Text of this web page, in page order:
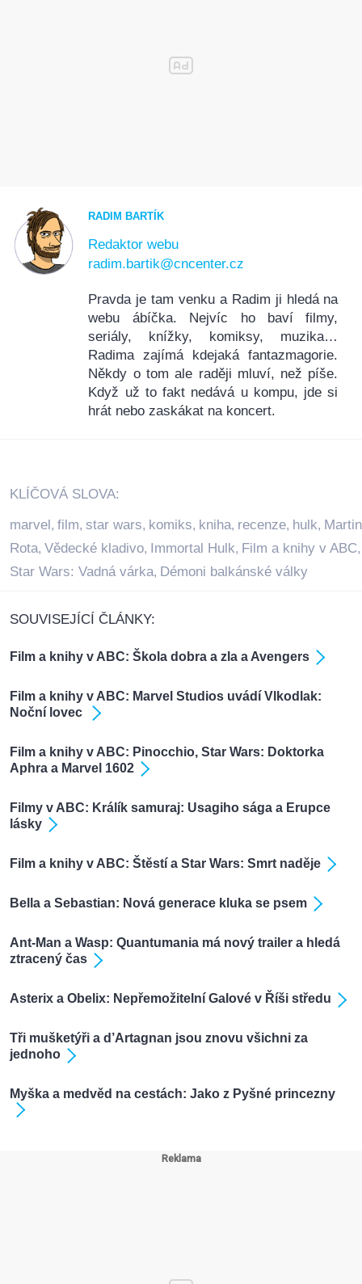
RADIM BARTÍK
Redaktor webu
radim.bartik@cncenter.cz
Pravda je tam venku a Radim ji hledá na
webu ábíčka. Nejvíc ho baví filmy,
seriály, knížky, komiksy, muzika…
Radima zajímá kdejaká fantazmagorie.
Někdy o tom ale raději mluví, než píše.
Když už to fakt nedává u kompu, jde si
hrát nebo zaskákat na koncert.
KLÍČOVÁ SLOVA:
marvel, film, star wars, komiks, kniha, recenze, hulk, Martin
Rota, Vědecké kladivo, Immortal Hulk, Film a knihy v ABC,
Star Wars: Vadná várka, Démoni balkánské války
SOUVISEJÍCÍ ČLÁNKY:
Film a knihy v ABC: Škola dobra a zla a Avengers
Film a knihy v ABC: Marvel Studios uvádí Vlkodlak:
Noční lovec
Film a knihy v ABC: Pinocchio, Star Wars: Doktorka
Aphra a Marvel 1602
Filmy v ABC: Králík samuraj: Usagiho sága a Erupce
lásky
Film a knihy v ABC: Štěstí a Star Wars: Smrt naděje
Bella a Sebastian: Nová generace kluka se psem
Ant-Man a Wasp: Quantumania má nový trailer a hledá
ztracený čas
Asterix a Obelix: Nepřemožitelní Galové v Říši středu
Tři mušketýři a d’Artagnan jsou znovu všichni za
jednoho
Myška a medvěd na cestách: Jako z Pyšné princezny